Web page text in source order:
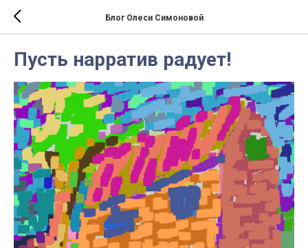
Блог Олеси Симоновой
Пусть нарратив радует!